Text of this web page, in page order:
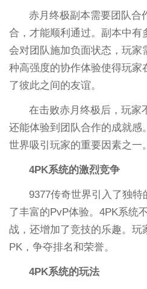
赤月终极副本需要团队合
合，才能顺利通过。副本中有
会对团队施加负面状态，玩家
种高强度的协作体验使得玩家
了彼此之间的友谊。
在击败赤月终极后，玩家
还能体验到团队合作的成就感
世界吸引玩家的重要因素之一。
4PK系统的激烈竞争
9377传奇世界引入了独
了丰富的PvP体验。4PK系统
战，还增加了竞技的乐趣。玩
PK，争夺排名和荣誉。
4PK系统的玩法